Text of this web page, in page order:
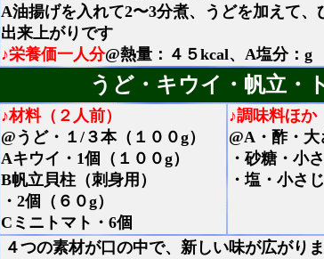
A油揚げを入れて2〜3分煮、うどを加えて、
出来上がりです
♪栄養価一人分@熱量：４５kcal、A塩分：g
うど・キウイ・帆立・
♪材料（２人前）
@うど・１/３本（１００g）
Aキウイ・1個（１００g）
B帆立貝柱（刺身用）
・2個（６０g）
Cミニトマト・6個
♪調味料ほか
@A・酢・大
・砂糖・小
・塩・小さ
４つの素材が口の中で、新しい味が広がり